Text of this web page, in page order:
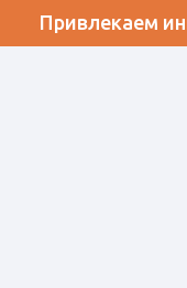
Привлекаем